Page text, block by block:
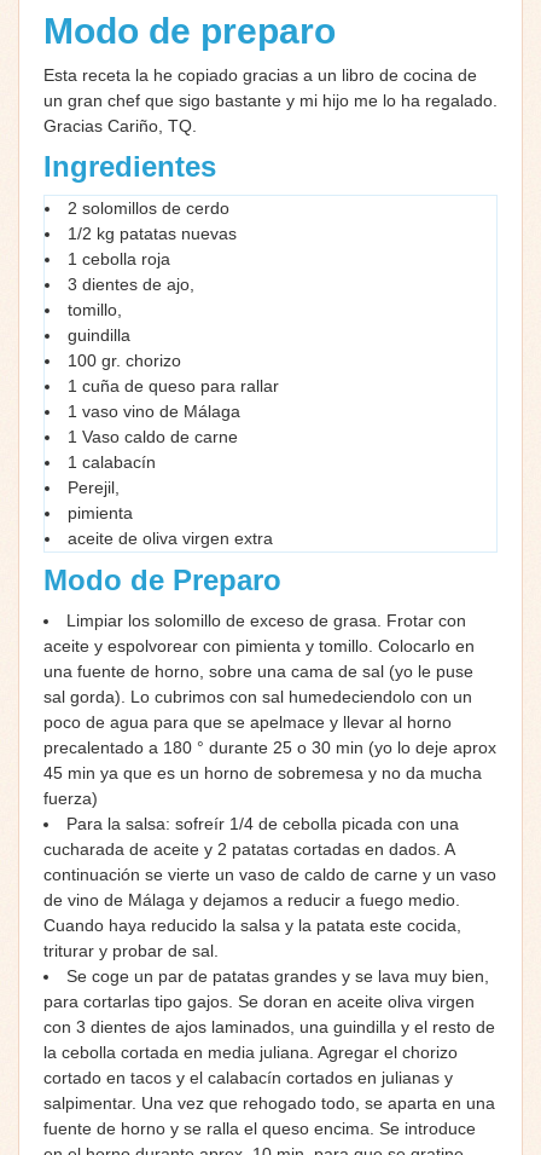
Modo de preparo
Esta receta la he copiado gracias a un libro de cocina de
un gran chef que sigo bastante y mi hijo me lo ha regalado.
Gracias Cariño, TQ.
Ingredientes
2 solomillos de cerdo
1/2 kg patatas nuevas
1 cebolla roja
3 dientes de ajo,
tomillo,
guindilla
100 gr. chorizo
1 cuña de queso para rallar
1 vaso vino de Málaga
1 Vaso caldo de carne
1 calabacín
Perejil,
pimienta
aceite de oliva virgen extra
Modo de Preparo
Limpiar los solomillo de exceso de grasa. Frotar con
aceite y espolvorear con pimienta y tomillo. Colocarlo en
una fuente de horno, sobre una cama de sal (yo le puse
sal gorda). Lo cubrimos con sal humedeciendolo con un
poco de agua para que se apelmace y llevar al horno
precalentado a 180 ° durante 25 o 30 min (yo lo deje aprox
45 min ya que es un horno de sobremesa y no da mucha
fuerza)
Para la salsa: sofreír 1/4 de cebolla picada con una
cucharada de aceite y 2 patatas cortadas en dados. A
continuación se vierte un vaso de caldo de carne y un vaso
de vino de Málaga y dejamos a reducir a fuego medio.
Cuando haya reducido la salsa y la patata este cocida,
triturar y probar de sal.
Se coge un par de patatas grandes y se lava muy bien,
para cortarlas tipo gajos. Se doran en aceite oliva virgen
con 3 dientes de ajos laminados, una guindilla y el resto de
la cebolla cortada en media juliana. Agregar el chorizo
cortado en tacos y el calabacín cortados en julianas y
salpimentar. Una vez que rehogado todo, se aparta en una
fuente de horno y se ralla el queso encima. Se introduce